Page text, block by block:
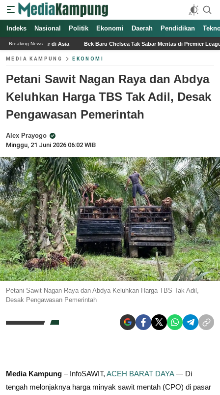
Indeks Nasional Politik Ekonomi Daerah Pendidikan
Breaking News
Bek Baru Chelsea Tak Sabar Mentas di Premier League SAYAP KECIL,
MEDIA KAMPUNG EKONOMI
Petani Sawit Nagan Raya dan Abdya
Keluhkan Harga TBS Tak Adil, Desak
Pengawasan Pemerintah
Alex Prayogo
Minggu, 21 Juni 2026 06:02 WIB
Petani Sawit Nagan Raya dan Abdya Keluhkan Harga TBS Tak Adil,
Desak Pengawasan Pemerintah
Media Kampung – InfoSAWIT, ACEH BARAT DAYA— Di
tengah melonjaknya harga minyak sawit mentah (CPO) di pasar